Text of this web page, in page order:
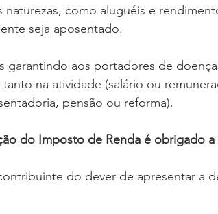
como aluguéis e
seja aposentado.
garantindo aos portadores de
na atividade (salário ou
pensão ou reforma).
do Imposto de Renda é obrigado a
do dever de apresentar a